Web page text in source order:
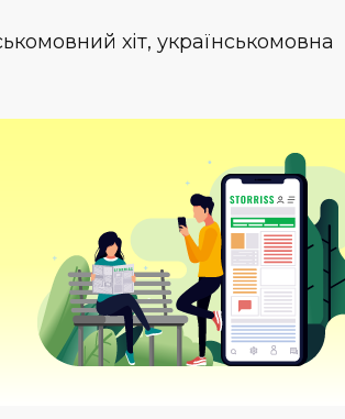
хіт, українськомовна